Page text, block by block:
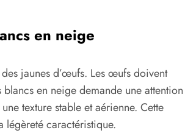
en neige
jaunes d’œufs. Les œufs doivent
en neige demande une attention
texture stable et aérienne. Cette
légèreté caractéristique.